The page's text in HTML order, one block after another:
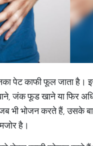
पेट काफी फूल जाता है।
जंक फूड खाने या फिर
भी भोजन करते हैं, उसके
है।